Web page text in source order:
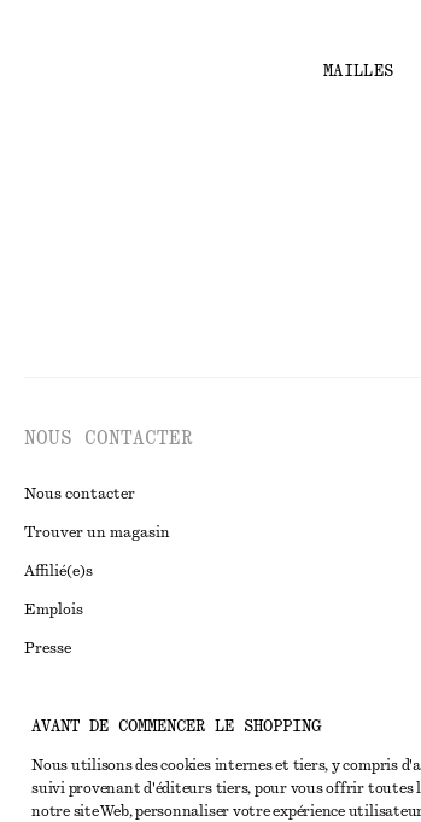
MAILLES
NOUS CONTACTER
Nous contacter
Trouver un magasin
Affilié(e)s
Emplois
Presse
Instagram
Pinterest
Facebook
AVANT DE COMMENCER LE SHOPPING
Nous utilisons des cookies internes et tiers, y compris
suivi provenant d'éditeurs tiers, pour vous offrir toutes
notre site Web, personnaliser votre expérience